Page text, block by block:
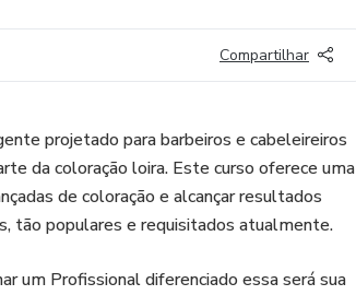
Compartilhar
projetado para barbeiros e cabeleireiros
da coloração loira. Este curso oferece uma
de coloração e alcançar resultados
tão populares e requisitados atualmente.
um Profissional diferenciado essa será sua